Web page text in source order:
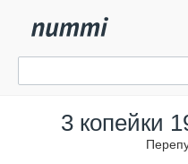
3 копейки